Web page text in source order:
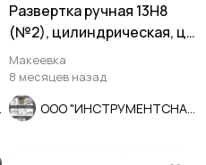
Развертка ручная 13Н8
(№2), цилиндрическая, ц/
х, 9ХС, Z8, 152/76 мм.
Макеевка
8 месяцев назад